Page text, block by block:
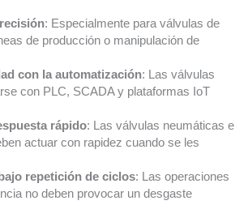
: Especialmente para válvulas de
de producción o manipulación de
con la automatización: Las válvulas
con PLC, SCADA y plataformas IoT
rápido: Las válvulas neumáticas e
actuar con rapidez cuando se les
repetición de ciclos: Las operaciones
no deben provocar un desgaste